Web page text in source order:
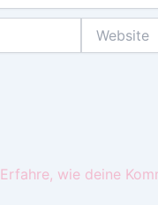
Erfahre, wie deine